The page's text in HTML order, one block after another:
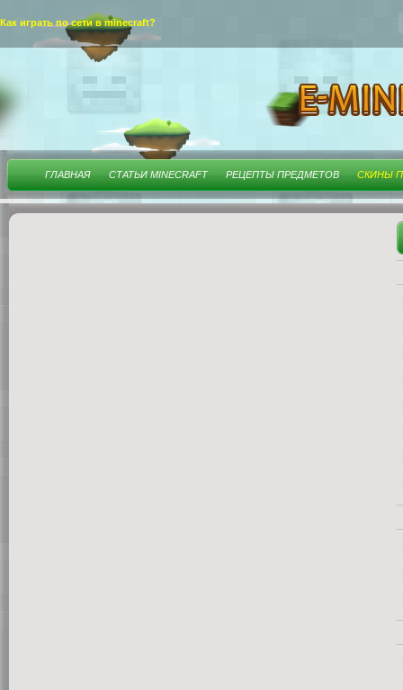
Как играть по сети в minecraft?
ГЛАВНАЯ СТАТЬИ MINECRAFT РЕЦЕПТЫ ПРЕДМЕТОВ СКИНЫ